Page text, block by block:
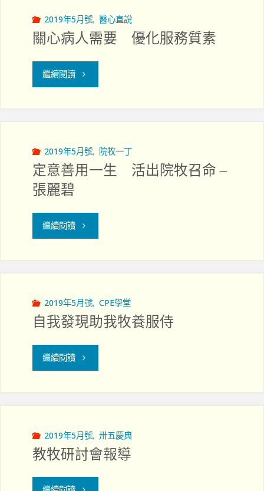
相
協
作
侍"
復
康"
2019年5月號, 醫心直說
關心病人需要 優化服務質素
繼續閱讀"關
人
需
優
務
質
素"
2019年5月號, 院牧一丁
定意善用一生 活出院牧召命 –
張麗碧
繼續閱讀"定
用
一
生
牧
召
2019年5月號, CPE學堂
自我發現助我牧養服侍
繼續閱讀"自
現
助
我
2019年5月號, 卅五慶典
教牧研討會報導